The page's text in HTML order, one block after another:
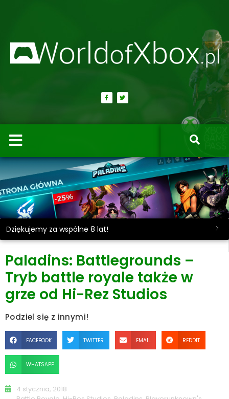
Dziękujemy za wspólne 8 lat!
Paladins: Battlegrounds –
Tryb battle royale także w
grze od Hi-Rez Studios
Podziel się z innymi!
FACEBOOK TWITTER EMAIL REDDIT
WHATSAPP
4 stycznia, 2018